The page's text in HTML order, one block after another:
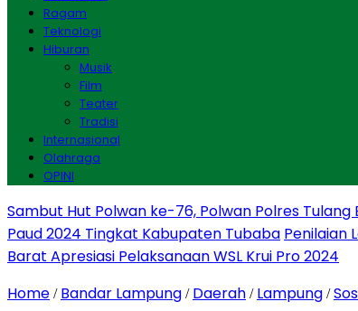
Ragam
Teknologi
Hiburan
Musik
Film
Teater
Tradisi
Internasional
Olahraga
OPINI
Sambut Hut Polwan ke-76, Polwan Polres
Paud 2024 Tingkat Kabupaten Tubaba Penilaian
Barat Apresiasi Pelaksanaan WSL Krui Pro 2024
Home / Bandar Lampung / Daerah / Lampung /